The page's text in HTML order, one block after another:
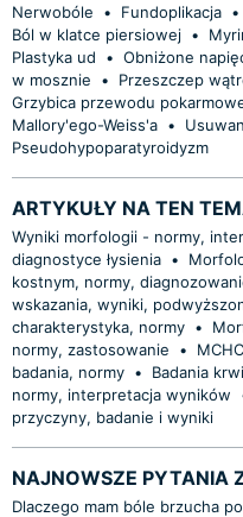
Nerwobóle
• Fundoplikacja •
Ból w klatce piersiowej •
Plastyka ud
• Obniżone
w mosznie
• Przeszczep
Grzybica przewodu
Mallory'ego-Weiss'a •
Pseudohypoparatyroidyzm
ARTYKUŁY NA TEN
Wyniki morfologii - normy,
diagnostyce łysienia •
kostnym, normy,
wskazania, wyniki,
charakterystyka, normy •
normy, zastosowanie
•
badania, normy •
Badania
normy, interpretacja wyników
przyczyny, badanie i wyniki
NAJNOWSZE PYTANIA
Dlaczego mam bóle brzucha